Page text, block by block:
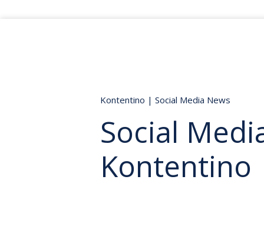
Kontentino | Social Media News
Social
Kontentino